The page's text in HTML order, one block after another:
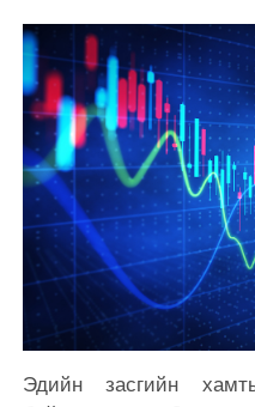
Эдийн засгийн